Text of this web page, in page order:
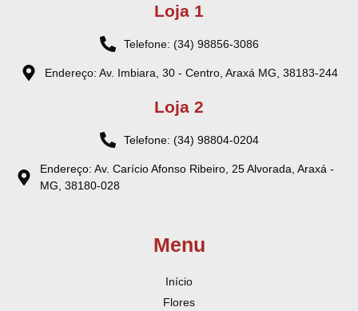
Loja 1
Telefone: (34) 98856-3086
Endereço: Av. Imbiara, 30 - Centro, Araxá MG, 38183-244
Loja 2
Telefone: (34) 98804-0204
Endereço: Av. Carício Afonso Ribeiro, 25 Alvorada, Araxá -
MG, 38180-028
Menu
Início
Flores